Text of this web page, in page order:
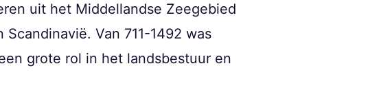
uit het Middellandse Zeegebied
Van 711-1492 was
grote rol in het landsbestuur en